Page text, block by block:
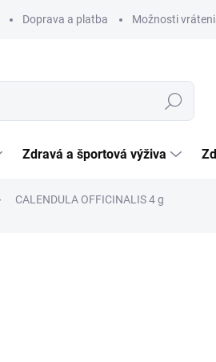
Doprava a platba Možnosti
Hľadať
Zdravá a športová výživa
CALENDULA OFFICINALIS 4 g